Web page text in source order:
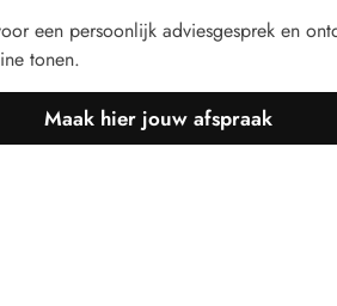
een persoonlijk adviesgesprek en
tonen.
Maak hier jouw afspraak